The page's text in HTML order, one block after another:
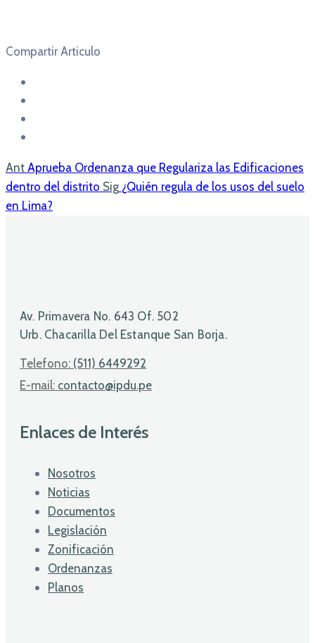
Compartir Articulo
Ant Aprueba Ordenanza que Regulariza las Edificaciones
dentro del distrito Sig ¿Quién regula de los usos del suelo
en Lima?
Av. Primavera No. 643 Of. 502
Urb. Chacarilla Del Estanque San Borja.
Telefono: (511) 6449292
E-mail: contacto@ipdu.pe
Enlaces de Interés
Nosotros
Noticias
Documentos
Legislación
Zonificación
Ordenanzas
Planos